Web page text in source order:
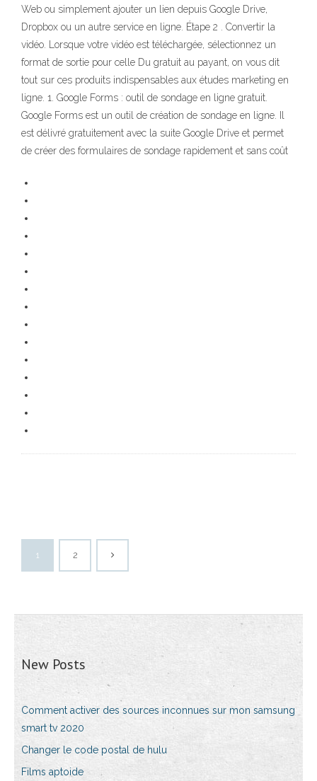
Web ou simplement ajouter un lien depuis Google Drive,
Dropbox ou un autre service en ligne. Étape 2 . Convertir la
vidéo. Lorsque votre vidéo est téléchargée, sélectionnez un
format de sortie pour celle Du gratuit au payant, on vous dit
tout sur ces produits indispensables aux études marketing en
ligne. 1. Google Forms : outil de sondage en ligne gratuit.
Google Forms est un outil de création de sondage en ligne. Il
est délivré gratuitement avec la suite Google Drive et permet
de créer des formulaires de sondage rapidement et sans coût
1 2
New Posts
Comment activer des sources inconnues sur mon samsung
smart tv 2020
Changer le code postal de hulu
Films aptoide